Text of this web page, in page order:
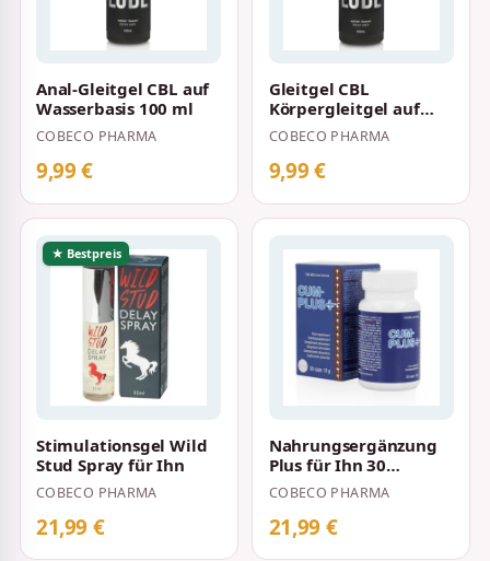
Anal-Gleitgel CBL auf
Wasserbasis 100 ml
COBECO PHARMA
9,99 €
Gleitgel CBL
Körpergleitgel auf
Wasserbasis 100 ml
COBECO PHARMA
9,99 €
★ Bestpreis
Stimulationsgel Wild
Stud Spray für Ihn
COBECO PHARMA
21,99 €
Nahrungsergänzung
Plus für Ihn 30
Tabletten
COBECO PHARMA
21,99 €